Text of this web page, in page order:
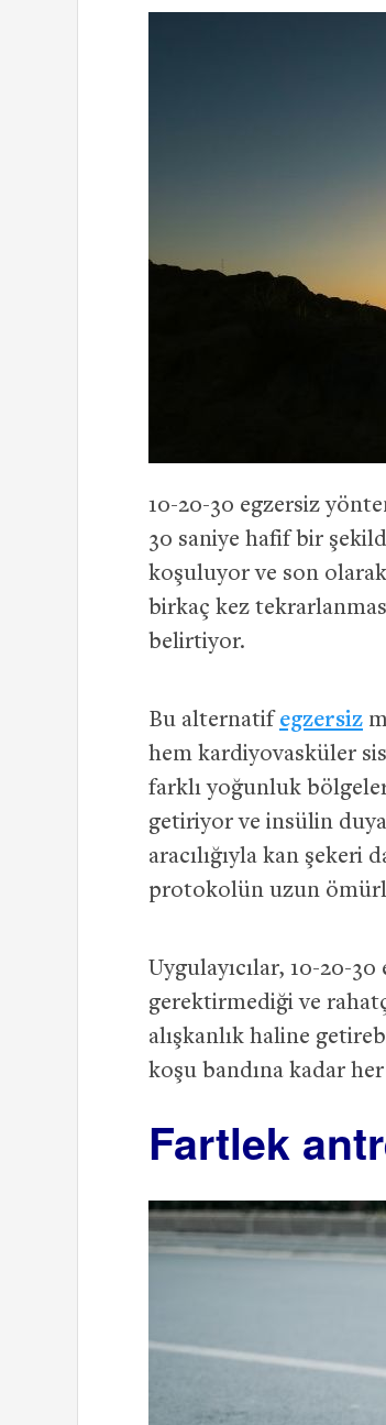
10-20-30 egzersiz
30 saniye hafif bir
koşuluyor ve son
birkaç kez
belirtiyor.
Bu alternatif egzersiz
hem kardiyovasküler
farklı yoğunluk
getiriyor ve insülin
aracılığıyla kan
protokolün uzun
Uygulayıcılar, 10-20-
gerektirmediği ve
alışkanlık haline
koşu bandına kadar
Fartlek